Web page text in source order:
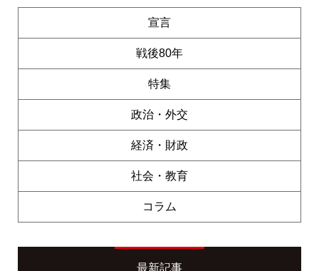
宣言
戦後80年
特集
政治・外交
経済・財政
社会・教育
コラム
最新記事